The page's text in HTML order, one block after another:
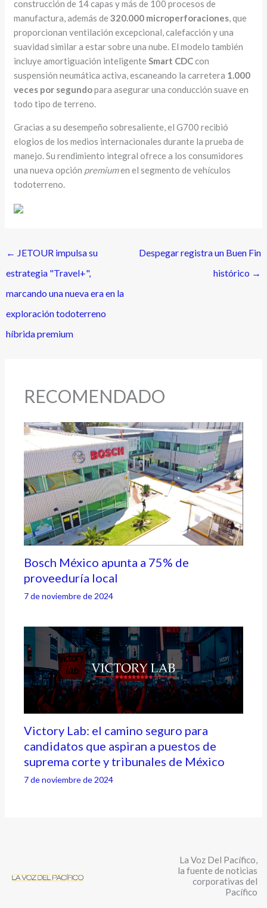
construcción de 14 capas y más de 100 procesos de
manufactura, además de320.000 microperforaciones, que
proporcionan ventilación excepcional, calefacción y una
suavidad similar a estar sobre una nube. El modelo también
incluye amortiguación inteligenteSmart CDCcon
suspensión neumática activa, escaneando la carretera 1.000
veces por segundopara asegurar una conducción suave en
todo tipo de terreno.
Gracias a su desempeño sobresaliente, el G700 recibió
elogios de los medios internacionales durante la prueba de
manejo. Su rendimiento integral ofrece a los consumidores
una nueva opción premiumen el segmento de vehículos
todoterreno.
← JETOUR impulsa su
estrategia "Travel+",
marcando una nueva era en la
exploración todoterreno
híbrida premium
Despegar registra un Buen Fin
histórico →
RECOMENDADO
Bosch México apunta a 75% de
proveeduría local
7 de noviembre de 2024
Victory Lab: el camino seguro para
candidatos que aspiran a puestos de
suprema corte y tribunales de México
7 de noviembre de 2024
La Voz Del Pacífico,
la fuente de noticias
corporativas del
Pacífico